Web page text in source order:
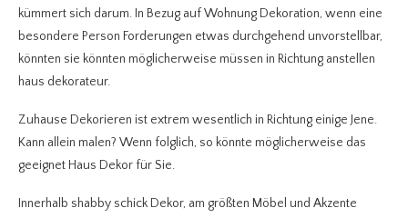
kümmert sich darum. In Bezug auf Wohnung Dekoration, wenn eine
besondere Person Forderungen etwas durchgehend unvorstellbar,
könnten sie könnten möglicherweise müssen in Richtung anstellen
haus dekorateur.
Zuhause Dekorieren ist extrem wesentlich in Richtung einige Jene.
Kann allein malen? Wenn folglich, so könnte möglicherweise das
geeignet Haus Dekor für Sie.
Innerhalb shabby schick Dekor, am größten Möbel und Akzente